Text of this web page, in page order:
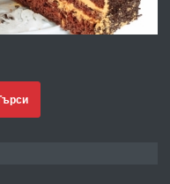
Офис под наем в кв.